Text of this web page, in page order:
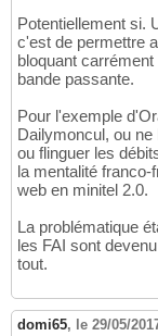
Potentiellement si.
c'est de permettre
bloquant
bande passante.
Pour l'exemple
Dailymoncul, ou
ou flinguer les
la mentalité
web en minitel 2.0.
La problématique
les FAI sont
tout.
domi65, le 29/05/